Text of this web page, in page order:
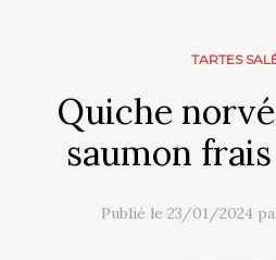
TARTES
Quiche
saumon
Publié le 23/01/2024